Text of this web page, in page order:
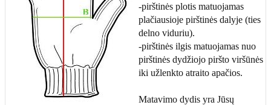
-pirštinės plotis matuojamas
plačiausioje pirštinės dalyje (ties
delno viduriu).
-pirštinės ilgis matuojamas nuo
pirštinės dydžiojo piršto viršūnės
iki užlenkto atraito apačios.
Matavimo dydis yra Jūsų